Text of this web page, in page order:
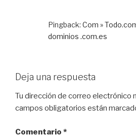
Pingback: Com »
dominios .com.es
Deja una respuesta
Tu dirección de correo electrónico
campos obligatorios están
Comentario *